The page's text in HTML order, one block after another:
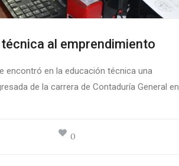
al emprendimiento
encontró en la educación técnica una
de la carrera de Contaduría General en
0